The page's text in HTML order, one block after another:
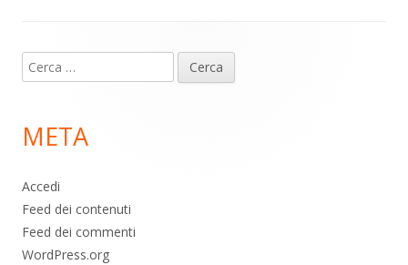
piè
pagina
Ricerca
per:
META
Accedi
Feed dei contenuti
Feed dei commenti
WordPress.org